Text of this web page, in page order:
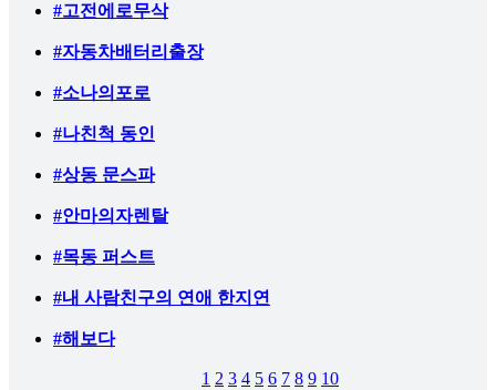
#고전에로무삭
#자동차배터리출장
#소나의포로
#나친척 동인
#상동 문스파
#안마의자렌탈
#목동 퍼스트
#내 사람친구의 연애 한지연
#해보다
1 2 3 4 5 6 7 8 9 10